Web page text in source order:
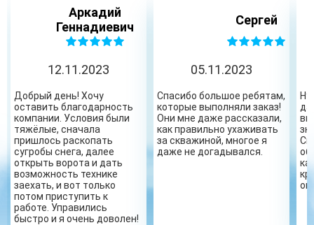
Аркадий
Геннадиевич
12.11.2023
Добрый день! Хочу
оставить благодарность
компании. Условия были
тяжёлые, сначала
пришлось раскопать
сугробы снега, далее
открыть ворота и дать
возможность технике
заехать, и вот только
потом приступить к
работе. Управились
быстро и я очень доволен!
Сергей
05.11.2023
Спасибо большое ребятам,
которые выполняли заказ!
Они мне даже рассказали,
как правильно ухаживать
за скважиной, многое я
даже не догадывался.